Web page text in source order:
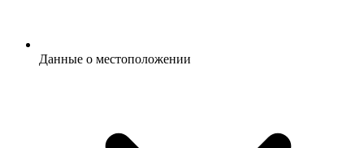
Данные о местоположении